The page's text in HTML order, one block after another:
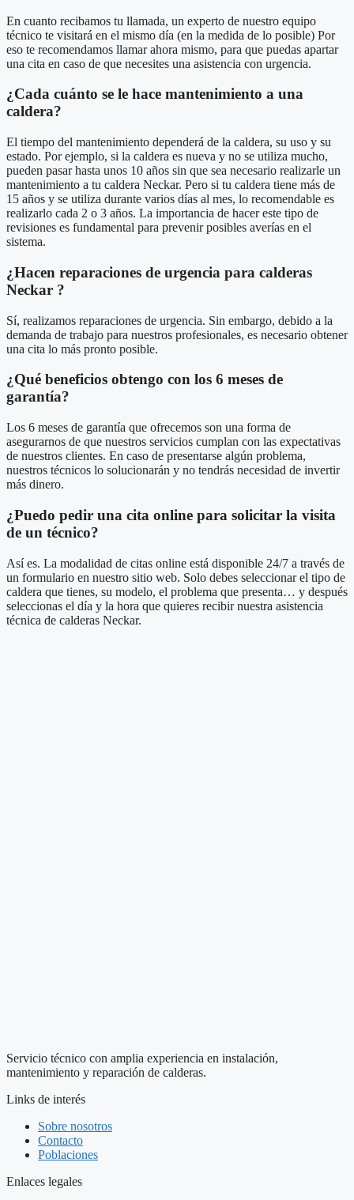
En cuanto recibamos tu llamada, un experto de nuestro equipo
técnico te visitará en el mismo día (en la medida de lo posible) Por
eso te recomendamos llamar ahora mismo, para que puedas apartar
una cita en caso de que necesites una asistencia con urgencia.
¿Cada cuánto se le hace mantenimiento a una
caldera?
El tiempo del mantenimiento dependerá de la caldera, su uso y su
estado. Por ejemplo, si la caldera es nueva y no se utiliza mucho,
pueden pasar hasta unos 10 años sin que sea necesario realizarle un
mantenimiento a tu caldera Neckar. Pero si tu caldera tiene más de
15 años y se utiliza durante varios días al mes, lo recomendable es
realizarlo cada 2 o 3 años. La importancia de hacer este tipo de
revisiones es fundamental para prevenir posibles averías en el
sistema.
¿Hacen reparaciones de urgencia para calderas
Neckar ?
Sí, realizamos reparaciones de urgencia. Sin embargo, debido a la
demanda de trabajo para nuestros profesionales, es necesario obtener
una cita lo más pronto posible.
¿Qué beneficios obtengo con los 6 meses de
garantía?
Los 6 meses de garantía que ofrecemos son una forma de
asegurarnos de que nuestros servicios cumplan con las expectativas
de nuestros clientes. En caso de presentarse algún problema,
nuestros técnicos lo solucionarán y no tendrás necesidad de invertir
más dinero.
¿Puedo pedir una cita online para solicitar la visita
de un técnico?
Así es. La modalidad de citas online está disponible 24/7 a través de
un formulario en nuestro sitio web. Solo debes seleccionar el tipo de
caldera que tienes, su modelo, el problema que presenta… y después
seleccionas el día y la hora que quieres recibir nuestra asistencia
técnica de calderas Neckar.
Servicio técnico con amplia experiencia en instalación,
mantenimiento y reparación de calderas.
Links de interés
Sobre nosotros
Contacto
Poblaciones
Enlaces legales